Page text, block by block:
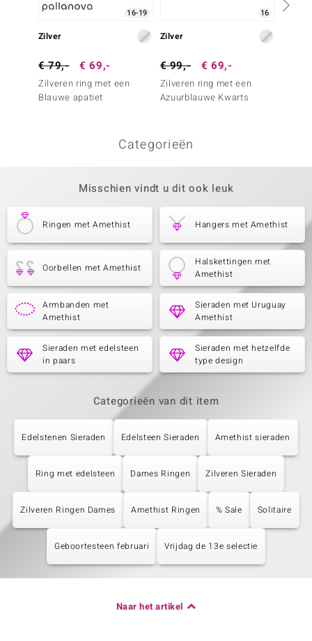
16-19
Zilver
€ 79,- € 69,-
Zilveren ring met een
Blauwe apatiet
16
Zilver
€ 99,- € 69,-
Zilveren ring met een
Azuurblauwe Kwarts
Categorieën
Misschien vindt u dit ook leuk
Ringen met Amethist Hangers met Amethist
Oorbellen met Amethist
Halskettingen met
Amethist
Armbanden met
Amethist
Sieraden met Uruguay
Amethist
Sieraden met edelsteen
in paars
Sieraden met hetzelfde
type design
Categorieën van dit item
Edelstenen Sieraden Edelsteen Sieraden Amethist sieraden
Ring met edelsteen Dames Ringen Zilveren Sieraden
Zilveren Ringen Dames Amethist Ringen % Sale Solitaire
Geboortesteen februari Vrijdag de 13e selectie
Naar het artikel